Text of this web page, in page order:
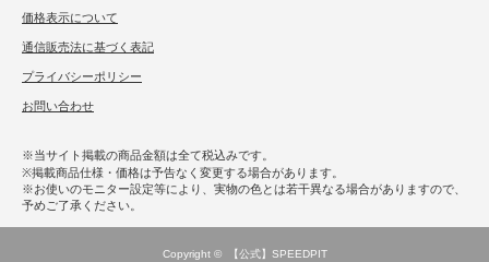
価格表示について
通信販売法に基づく表記
プライバシーポリシー
お問い合わせ
※当サイト掲載の商品金額は全て税込みです。
※掲載商品仕様・価格は予告なく変更する場合があります。
※お使いのモニター設定等により、実物の色とは若干異なる場合がありますので、
予めご了承ください。
Copyright © 【公式】SPEEDPIT